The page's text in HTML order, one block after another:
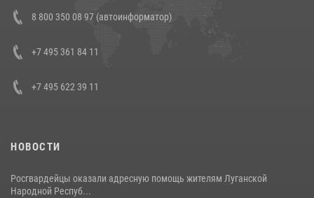
В Росгвардии прошла военно-научная конференция по обобщению
боевого опыта
8 800 350 08 97 (автоинформатор)
+7 495 361 84 11
+7 495 622 39 11
НОВОСТИ
Росгвардейцы оказали адресную помощь жителям Луганской
Народной Респуб...